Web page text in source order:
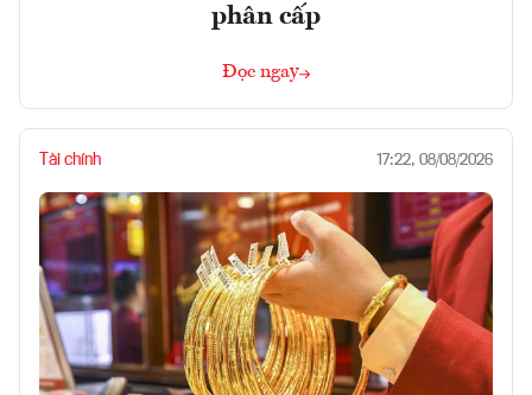
phân cấp
Đọc ngay
Tài chính 17:22, 08/08/2026